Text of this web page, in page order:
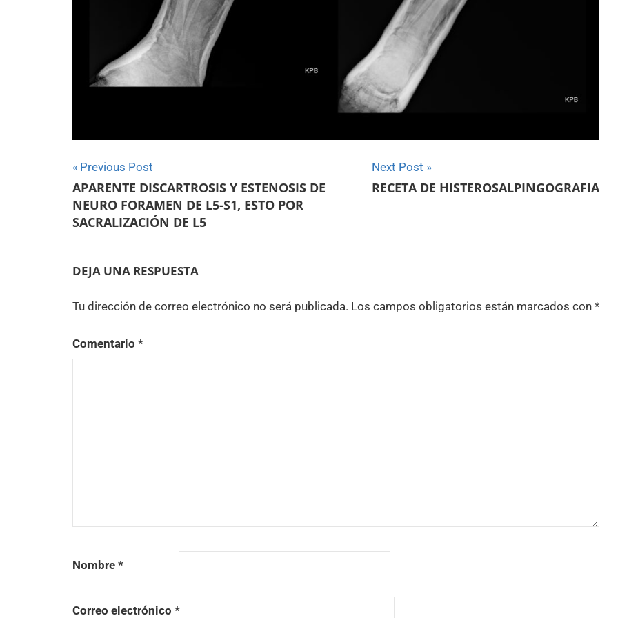
Navegación
de
entradas
Previous Post
APARENTE DISCARTROSIS Y ESTENOSIS DE
NEURO FORAMEN DE L5-S1, ESTO POR
SACRALIZACIÓN DE L5
Next Post
RECETA DE HISTEROSALPINGOGRAFIA
DEJA UNA RESPUESTA
Tu dirección de correo electrónico no será publicada. Los campos obligatorios están marcados con *
Comentario *
Nombre *
Correo electrónico *